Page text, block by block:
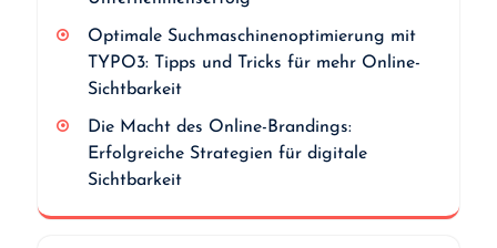
Optimale Suchmaschinenoptimierung mit
TYPO3: Tipps und Tricks für mehr Online-
Sichtbarkeit
Die Macht des Online-Brandings:
Erfolgreiche Strategien für digitale
Sichtbarkeit